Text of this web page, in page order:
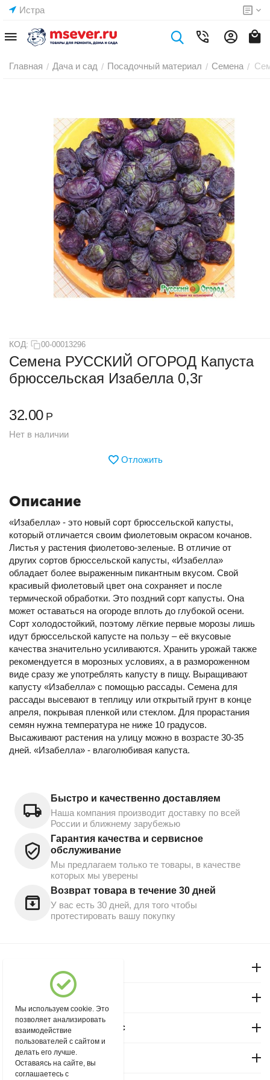
Истра
Главная / Дача и сад / Посадочный материал / Семена /
КОД: 00-00013296
Семена РУССКИЙ ОГОРОД Капуста
брюссельская Изабелла 0,3г
32.00 Р
Нет в наличии
Отложить
Описание
«Изабелла» - это новый сорт брюссельской капусты,
который отличается своим фиолетовым окрасом кочанов.
Листья у растения фиолетово-зеленые. В отличие от
других сортов брюссельской капусты, «Изабелла»
обладает более выраженным пикантным вкусом. Свой
красивый фиолетовый цвет она сохраняет и после
термической обработки. Это поздний сорт капусты. Она
может оставаться на огороде вплоть до глубокой осени.
Сорт холодостойкий, поэтому лёгкие первые морозы лишь
идут брюссельской капусте на пользу – её вкусовые
качества значительно усиливаются. Хранить урожай также
рекомендуется в морозных условиях, а в размороженном
виде сразу же употреблять капусту в пищу. Выращивают
капусту «Изабелла» с помощью рассады. Семена для
рассады высевают в теплицу или открытый грунт в конце
апреля, покрывая пленкой или стеклом. Для прорастания
семян нужна температура не ниже 10 градусов.
Высаживают растения на улицу можно в возрасте 30-35
дней. «Изабелла» - влаголюбивая капуста.
Быстро и качественно доставляем
Наша компания производит доставку по всей
России и ближнему зарубежью
Гарантия качества и сервисное
обслуживание
Мы предлагаем только те товары, в качестве
которых мы уверены
Возврат товара в течение 30 дней
У вас есть 30 дней, для того чтобы
протестировать вашу покупку
Магазин "Северный"
Покупательский сервис
Контакты
Мы используем cookie. Это
позволяет анализировать
взаимодействие
пользователей с сайтом и
делать его лучше.
Оставаясь на сайте, вы
соглашаетесь с